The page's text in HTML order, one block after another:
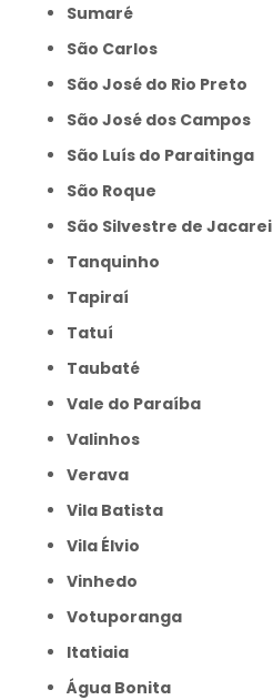
Sumaré
São Carlos
São José do Rio Preto
São José dos Campos
São Luís do Paraitinga
São Roque
São Silvestre de Jacarei
Tanquinho
Tapiraí
Tatuí
Taubaté
Vale do Paraíba
Valinhos
Verava
Vila Batista
Vila Élvio
Vinhedo
Votuporanga
itatiaia
Água Bonita